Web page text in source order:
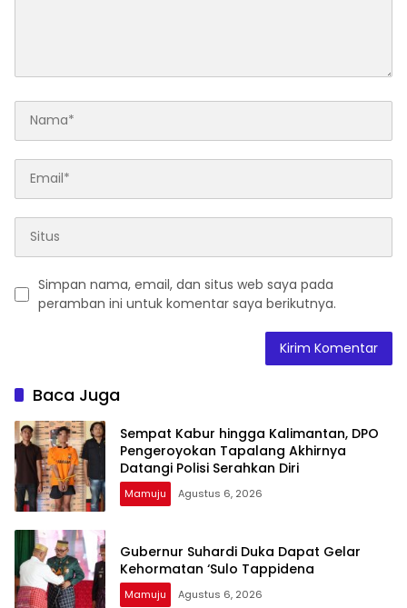
Simpan nama, email, dan situs web saya pada
peramban ini untuk komentar saya berikutnya.
Baca Juga
Sempat Kabur hingga Kalimantan, DPO
Pengeroyokan Tapalang Akhirnya
Datangi Polisi Serahkan Diri
Mamuju Agustus 6, 2026
Gubernur Suhardi Duka Dapat Gelar
Kehormatan ‘Sulo Tappidena
Mamuju Agustus 6, 2026